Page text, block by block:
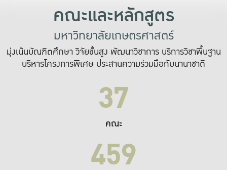
คณะและหลักสูตร
มหาวิทยาลัยเกษตรศาสตร์
มุ่งเน้นบัณฑิตศึกษา วิจัยขั้นสูง พัฒนาวิชาการ บริการวิชาพื้นฐาน
บริหารโครงการพิเศษ ประสานความร่วมมือกับนานาชาติ
37
คณะ
459